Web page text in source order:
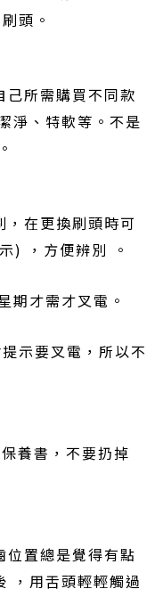
頭。
己所需購買不同款
淨、特軟等 。不是
。
，在更換刷頭時可
) ， 方便辨別 。
期才需才叉電 。
示要叉電，所以不
養書，不要扔掉
位置總是覺得有點
， 用舌頭輕輕觸過